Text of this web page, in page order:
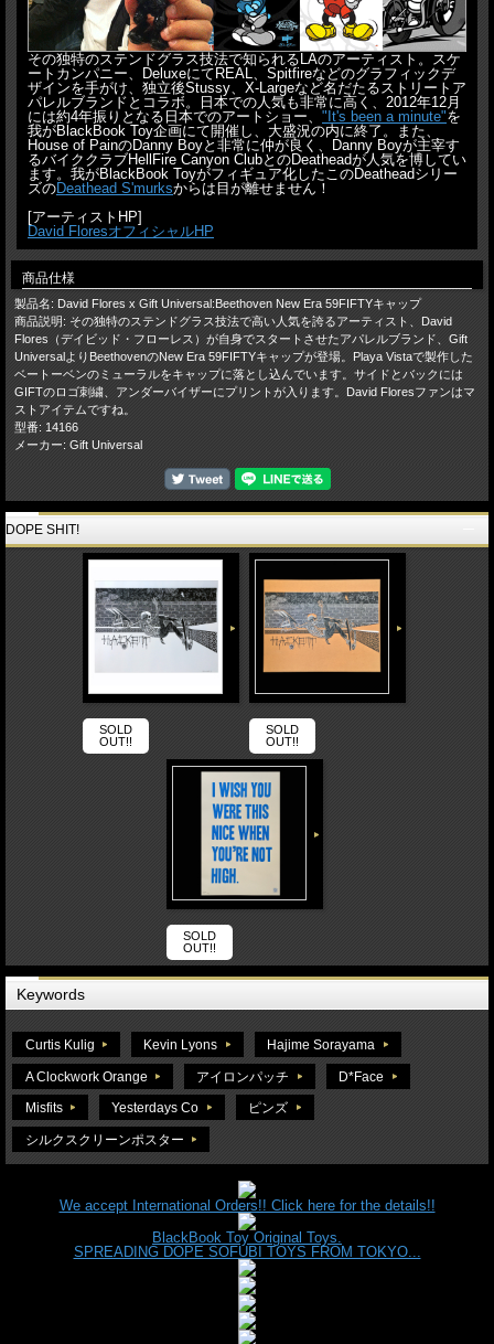
その独特のステンドグラス技法で知られるLAのアーティスト。スケ
ートカンパニー、DeluxeにてREAL、Spitfireなどのグラフィックデ
ザインを手がけ、独立後Stussy、X-Largeなど名だたるストリートア
パレルブランドとコラボ。日本での人気も非常に高く、2012年12月
には約4年振りとなる日本でのアートショー、 "It's been a minute"を
我がBlackBook Toy企画にて開催し、大盛況の内に終了。また、
House of PainのDanny Boyと非常に仲が良く、Danny Boyが主宰す
るバイククラブHellFire Canyon ClubとのDeatheadが人気を博してい
ます。我がBlackBook Toyがフィギュア化したこのDeatheadシリー
ズのDeathead S'murksからは目が離せません！
[アーティストHP]
David FloresオフィシャルHP
商品仕様
製品名: David Flores x Gift Universal:Beethoven New Era 59FIFTYキャップ
商品説明: その独特のステンドグラス技法で高い人気を誇るアーティスト、David
Flores（デイビッド・フローレス）が自身でスタートさせたアパレルブランド、Gift
UniversalよりBeethovenのNew Era 59FIFTYキャップが登場。Playa Vistaで製作した
ベートーベンのミューラルをキャップに落とし込んでいます。サイドとバックには
GIFTのロゴ刺繍、アンダーバイザーにプリントが入ります。David Floresファンはマ
ストアイテムですね。
型番: 14166
メーカー: Gift Universal
DOPE SHIT!
SOLD
OUT!!
SOLD
OUT!!
SOLD
OUT!!
Keywords
Curtis Kulig Kevin Lyons Hajime Sorayama
A Clockwork Orange アイロンパッチ D*Face
Misfits Yesterdays Co ピンズ
シルクスクリーンポスター
We accept International Orders!! Click here for the details!!
BlackBook Toy Original Toys.
SPREADING DOPE SOFUBI TOYS FROM TOKYO...